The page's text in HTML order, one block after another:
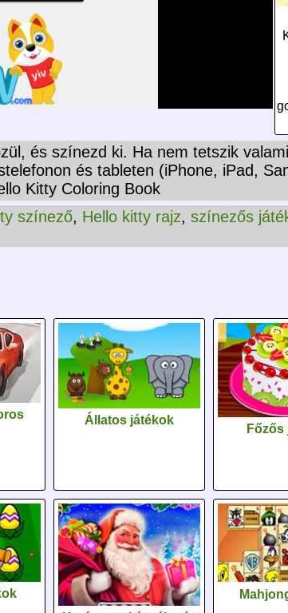
és színezd ki. Ha nem tetszik
és tableten (iPhone, iPad,
Kitty Coloring Book
színező, Hello kitty rajz, színezős
Állatos játékok